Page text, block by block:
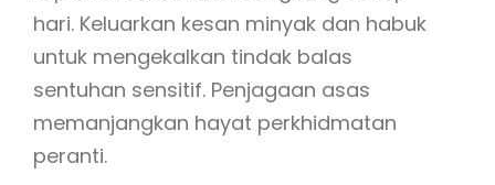
hari. Keluarkan kesan minyak dan habuk
untuk mengekalkan tindak balas
sentuhan sensitif. Penjagaan asas
memanjangkan hayat perkhidmatan
peranti.